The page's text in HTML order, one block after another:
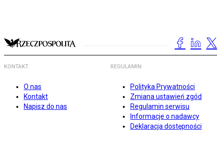
KONTAKT
O nas
Kontakt
Napisz do nas
REGULAMIN
Polityka Prywatności
Zmiana ustawień zgód
Regulamin serwisu
Informacje o nadawcy
Deklaracja dostępności